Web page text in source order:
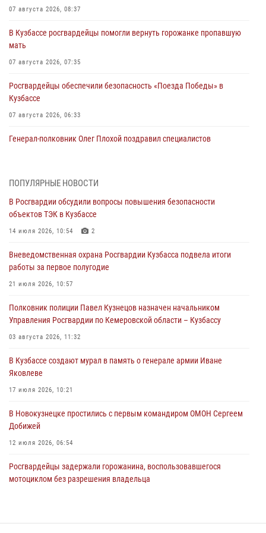
07 августа 2026, 08:37
В Кузбассе росгвардейцы помогли вернуть горожанке пропавшую
мать
07 августа 2026, 07:35
Росгвардейцы обеспечили безопасность «Поезда Победы» в
Кузбассе
07 августа 2026, 06:33
Генерал-полковник Олег Плохой поздравил специалистов
07 августа 2026, 05:32
С 1 сентября 2026 года вступает в силу новый федеральный закон о
частной охранной деятельности
06 августа 2026, 10:19
Росгвардейцы задержали предполагаемого виновника причинения
ножевого ранения кемеровчанину
06 августа 2026, 09:18
Росгвардейцы задержали мужчину, повредившего имущество
горожанки
06 августа 2026, 08:17
Росгвардейцы пресекли противоправные действия и защитили
новокузнечанку от агрессивного знакомого
06 августа 2026, 07:16
ПОПУЛЯРНЫЕ НОВОСТИ
В Росгвардии обсудили вопросы повышения безопасности
объектов ТЭК в Кузбассе
14 июля 2026, 10:54 2
Вневедомственная охрана Росгвардии Кузбасса подвела итоги
работы за первое полугодие
21 июля 2026, 10:57
Полковник полиции Павел Кузнецов назначен начальником
Управления Росгвардии по Кемеровской области – Кузбассу
03 августа 2026, 11:32
В Кузбассе создают мурал в память о генерале армии Иване
Яковлеве
17 июля 2026, 10:21
В Новокузнецке простились с первым командиром ОМОН Сергеем
Добижей
12 июля 2026, 06:54
Росгвардейцы задержали горожанина, воспользовавшегося
мотоциклом без разрешения владельца